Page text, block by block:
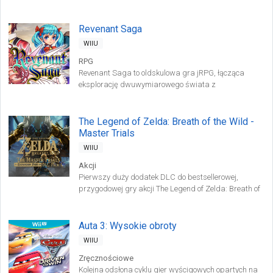
Revenant Saga
WIIU
RPG
Revenant Saga to oldskulowa gra jRPG, łącząca
eksplorację dwuwymiarowego świata z
licząca cztery postacie.
The Legend of Zelda: Breath of the Wild -
Master Trials
WIIU
Akcji
Pierwszy duży dodatek DLC do bestsellerowej,
przygodowej gry akcji The Legend of Zelda: Breath of
Auta 3: Wysokie obroty
WIIU
Zręcznościowe
Kolejna odsłona cyklu gier wyścigowych opartych na